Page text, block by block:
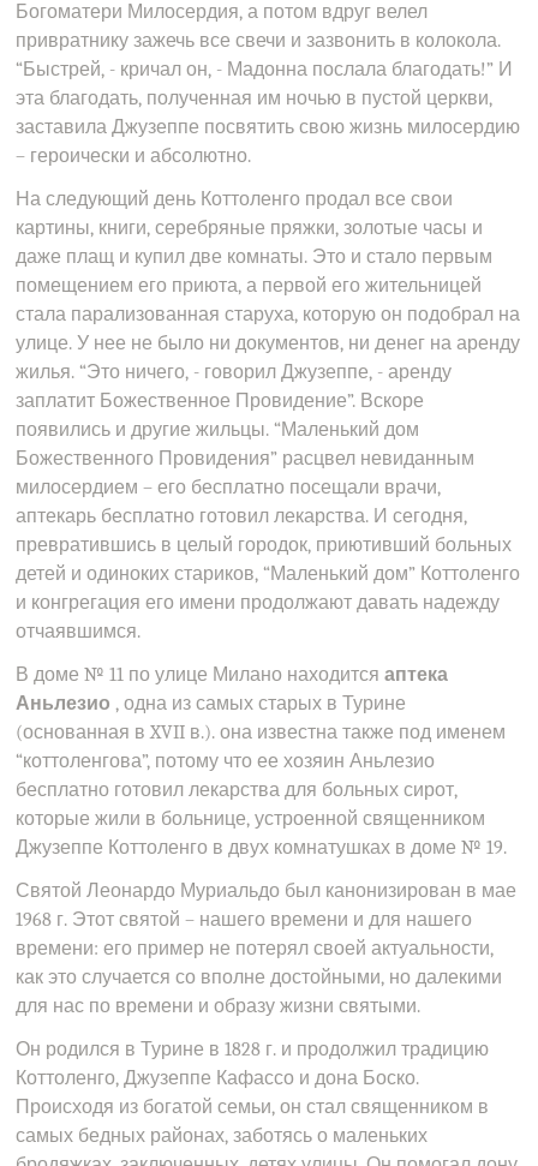
Богоматери Милосердия, а потом вдруг велел
привратнику зажечь все свечи и зазвонить в колокола.
“Быстрей, - кричал он, - Мадонна послала благодать!” И
эта благодать, полученная им ночью в пустой церкви,
заставила Джузеппе посвятить свою жизнь милосердию
– героически и абсолютно.
На следующий день Коттоленго продал все свои
картины, книги, серебряные пряжки, золотые часы и
даже плащ и купил две комнаты. Это и стало первым
помещением его приюта, а первой его жительницей
стала парализованная старуха, которую он подобрал на
улице. У нее не было ни документов, ни денег на аренду
жилья. “Это ничего, - говорил Джузеппе, - аренду
заплатит Божественное Провидение”. Вскоре
появились и другие жильцы. “Маленький дом
Божественного Провидения” расцвел невиданным
милосердием – его бесплатно посещали врачи,
аптекарь бесплатно готовил лекарства. И сегодня,
превратившись в целый городок, приютивший больных
детей и одиноких стариков, “Маленький дом” Коттоленго
и конгрегация его имени продолжают давать надежду
отчаявшимся.
В доме № 11 по улице Милано находитсяаптека
Аньлезио , одна из самых старых в Турине
(основанная в XVII в.). она известна также под именем
“коттоленгова”, потому что ее хозяин Аньлезио
бесплатно готовил лекарства для больных сирот,
которые жили в больнице, устроенной священником
Джузеппе Коттоленго в двух комнатушках в доме № 19.
Святой Леонардо Муриальдо был канонизирован в мае
1968 г. Этот святой – нашего времени и для нашего
времени: его пример не потерял своей актуальности,
как это случается со вполне достойными, но далекими
для нас по времени и образу жизни святыми.
Он родился в Турине в 1828 г. и продолжил традицию
Коттоленго, Джузеппе Кафассо и дона Боско.
Происходя из богатой семьи, он стал священником в
самых бедных районах, заботясь о маленьких